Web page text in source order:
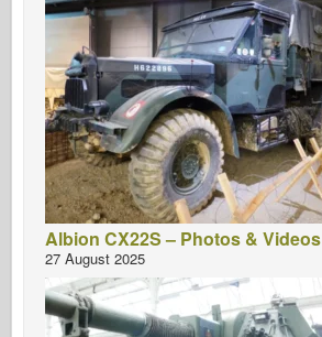
Albion CX22S – Photos & Videos
27 August 2025